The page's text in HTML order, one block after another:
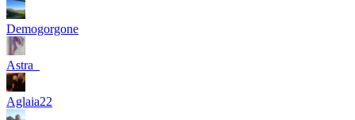
Demogorgone
Astra_
Aglaia22